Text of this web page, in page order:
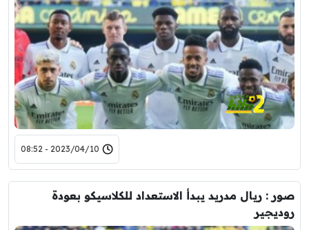
2023/04/10 - 08:52
صور : ريال مدريد يبدأ الاستعداد للكلاسيكو بعودة
روديجير